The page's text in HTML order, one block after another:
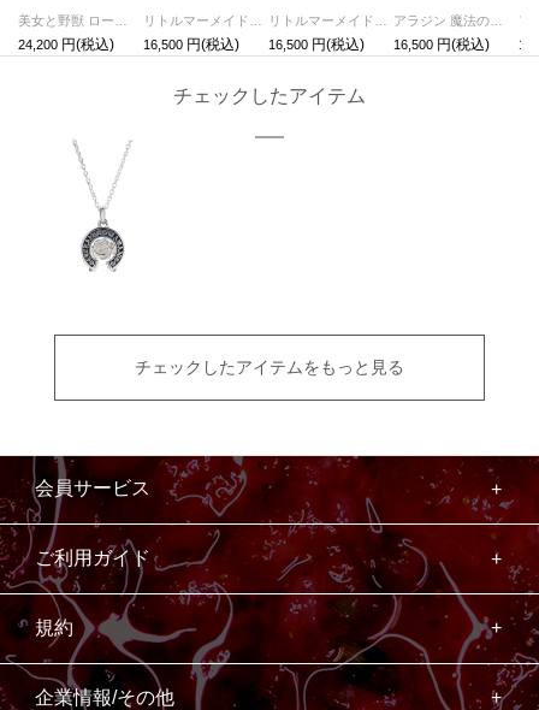
美女と野獣 ローズネックレス プリンセス ゴールド
24,200
リトルマーメイド プリンス リング/指輪 シルバー
16,500
リトルマーメイド プリンセス リング/指輪 ゴールド
16,500
アラジン 魔法の絨毯ネックレス ゴールド
16,500
チェックしたアイテム
チェックしたアイテムをもっと見る
会員サービス
ご利用ガイド
規約
企業情報/その他